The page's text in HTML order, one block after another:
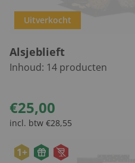
Uitverkocht
Alsjeblieft
Inhoud: 14 producten
€25,00
incl. btw €28,55
1+